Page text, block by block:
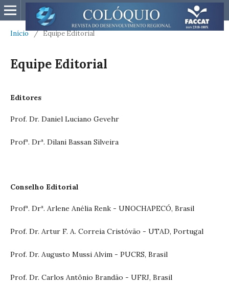
Início / Equipe Editorial
Equipe Editorial
Editores
Prof. Dr. Daniel Luciano Gevehr
Profª. Drª. Dilani Bassan Silveira
Conselho Editorial
Profª. Drª. Arlene Anélia Renk - UNOCHAPECÓ, Brasil
Prof. Dr. Artur F. A. Correia Cristóvão - UTAD, Portugal
Prof. Dr. Augusto Mussi Alvim - PUCRS, Brasil
Prof. Dr. Carlos Antônio Brandão - UFRJ, Brasil